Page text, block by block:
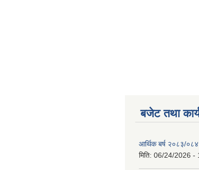
बजेट तथा
आर्थिक बर्ष २०८३/०८४
मिति: 06/24/2026 -